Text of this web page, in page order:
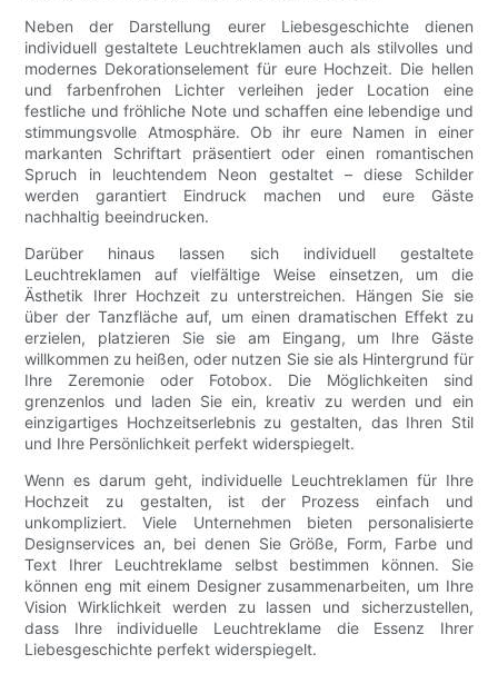
Neben der Darstellung eurer Liebesgeschichte dienen
individuell gestaltete Leuchtreklamen auch als stilvolles und
modernes Dekorationselement für eure Hochzeit. Die hellen
und farbenfrohen Lichter verleihen jeder Location eine
festliche und fröhliche Note und schaffen eine lebendige und
stimmungsvolle Atmosphäre. Ob ihr eure Namen in einer
markanten Schriftart präsentiert oder einen romantischen
Spruch in leuchtendem Neon gestaltet – diese Schilder
werden garantiert Eindruck machen und eure Gäste
nachhaltig beeindrucken.
Darüber hinaus lassen sich individuell gestaltete
Leuchtreklamen auf vielfältige Weise einsetzen, um die
Ästhetik Ihrer Hochzeit zu unterstreichen. Hängen Sie sie
über der Tanzfläche auf, um einen dramatischen Effekt zu
erzielen, platzieren Sie sie am Eingang, um Ihre Gäste
willkommen zu heißen, oder nutzen Sie sie als Hintergrund für
Ihre Zeremonie oder Fotobox. Die Möglichkeiten sind
grenzenlos und laden Sie ein, kreativ zu werden und ein
einzigartiges Hochzeitserlebnis zu gestalten, das Ihren Stil
und Ihre Persönlichkeit perfekt widerspiegelt.
Wenn es darum geht, individuelle Leuchtreklamen für Ihre
Hochzeit zu gestalten, ist der Prozess einfach und
unkompliziert. Viele Unternehmen bieten personalisierte
Designservices an, bei denen Sie Größe, Form, Farbe und
Text Ihrer Leuchtreklame selbst bestimmen können. Sie
können eng mit einem Designer zusammenarbeiten, um Ihre
Vision Wirklichkeit werden zu lassen und sicherzustellen,
dass Ihre individuelle Leuchtreklame die Essenz Ihrer
Liebesgeschichte perfekt widerspiegelt.